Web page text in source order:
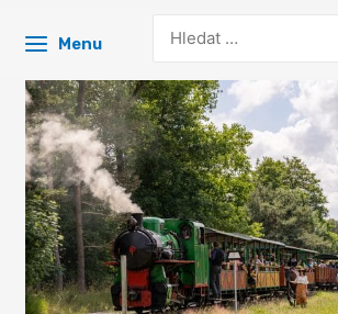
Menu
for: